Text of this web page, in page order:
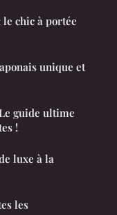
chic à portée
unique et
guide ultime
!
luxe à la
les